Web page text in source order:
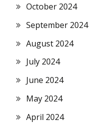
October 2024
September 2024
August 2024
July 2024
June 2024
May 2024
April 2024